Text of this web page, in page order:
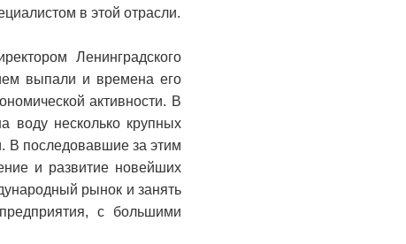
в этой отрасли.
Ленинградского
выпали и времена его
активности. В
воду несколько крупных
В последовавшие за этим
и развитие новейших
рынок и занять
с большими